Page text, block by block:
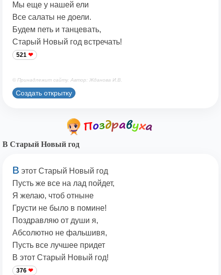
Мы еще у нашей ели
Все салаты не доели.
Будем петь и танцевать,
Старый Новый год встречать!
521
© Принадлежит сайту. Автор: Жданова И.В.
Создать открытку
В Старый Новый год
В этот Старый Новый год
Пусть же все на лад пойдет,
Я желаю, чтоб отныне
Грусти не было в помине!
Поздравляю от души я,
Абсолютно не фальшивя,
Пусть все лучшее придет
В этот Старый Новый год!
376